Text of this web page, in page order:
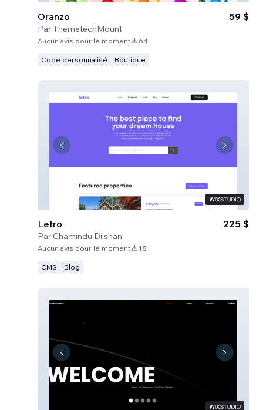
Oranzo
ParThemetechMount
59 $
Aucun avis pour le moment 64
Code personnalisé Boutique
Letro
Par Chamindu Dilshan
225 $
Aucun avis pour le moment 18
CMS Blog